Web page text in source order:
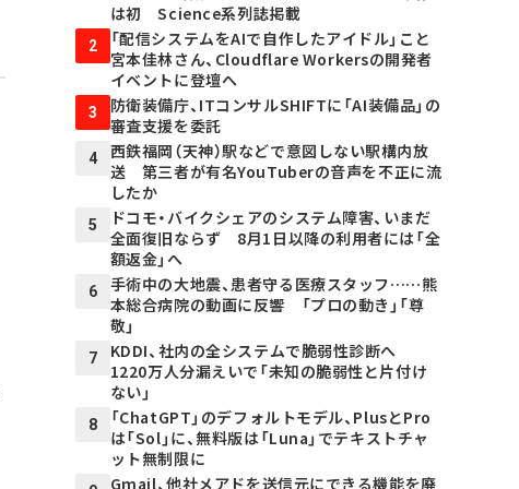
は初 Science系列誌掲載
2
「配信システムをAIで自作したアイドル」こと
宮本佳林さん、Cloudflare Workersの開発者
イベントに登壇へ
3
防衛装備庁、ITコンサルSHIFTに「AI装備品」の
審査支援を委託
4
西鉄福岡（天神）駅などで意図しない駅構内放
送 第三者が有名YouTuberの音声を不正に流
したか
5
ドコモ・バイクシェアのシステム障害、いまだ
全面復旧ならず 8月1日以降の利用者には「全
額返金」へ
6
手術中の大地震、患者守る医療スタッフ……熊
本総合病院の動画に反響 「プロの動き」「尊
敬」
7
KDDI、社内の全システムで脆弱性診断へ
1220万人分漏えいで「未知の脆弱性と片付け
ない」
8
「ChatGPT」のデフォルトモデル、PlusとPro
は「Sol」に、無料版は「Luna」でテキストチャ
ット無制限に
Gmail、他社メアドを送信元にできる機能を廃